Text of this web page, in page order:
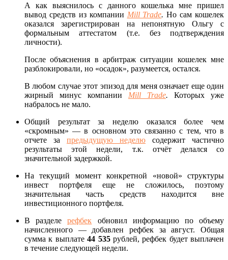
А как выяснилось с данного кошелька мне пришел
вывод средств из компании Mill Trade. Но сам кошелек
оказался зарегистрирован на непонятную Ольгу с
формальным аттестатом (т.е. без подтверждения
личности).
После объяснения в арбитраж ситуации кошелек мне
разблокировали, но «осадок», разумеется, остался.
В любом случае этот эпизод для меня означает еще один
жирный минус компании Mill Trade. Которых уже
набралось не мало.
Общий результат за неделю оказался более чем
«скромным» — в основном это связанно с тем, что в
отчете за предыдущую неделю содержит частично
результаты этой недели, т.к. отчёт делался со
значительной задержкой.
На текущий момент конкретной «новой» структуры
инвест портфеля еще не сложилось, поэтому
значительная часть средств находится вне
инвестиционного портфеля.
В разделерефбек обновил информацию по объему
начисленного — добавлен рефбек за август. Общая
сумма к выплате44 535рублей, рефбек будет выплачен
в течение следующей недели.